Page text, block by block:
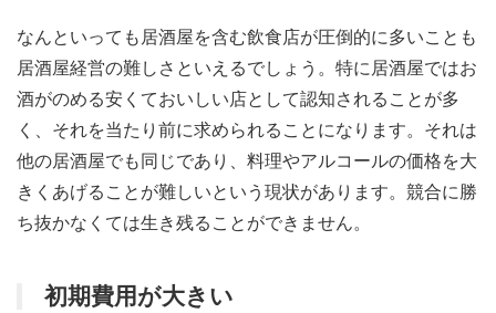
なんといっても居酒屋を含む飲食店が圧倒的に多いことも
居酒屋経営の難しさといえるでしょう。特に居酒屋ではお
酒がのめる安くておいしい店として認知されることが多
く、それを当たり前に求められることになります。それは
他の居酒屋でも同じであり、料理やアルコールの価格を大
きくあげることが難しいという現状があります。競合に勝
ち抜かなくては生き残ることができません。
初期費用が大きい